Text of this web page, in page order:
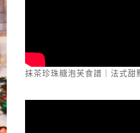
抹茶珍珠糖泡芙食譜｜法式甜